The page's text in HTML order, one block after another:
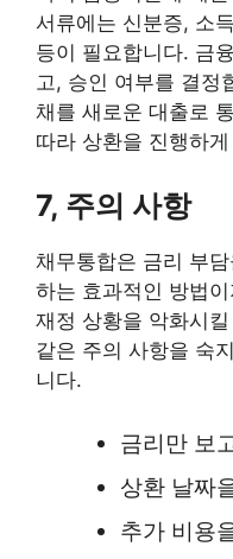
서류에는 신분증, 소
등이 필요합니다. 금
고, 승인 여부를 결정
채를 새로운 대출로
따라 상환을 진행하
7, 주의 사항
채무통합은 금리 부
하는 효과적인 방법
재정 상황을 악화시
같은 주의 사항을 숙
니다.
금리만 보
상환 날짜
추가 비용